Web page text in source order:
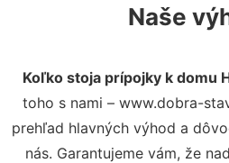
Naše
Koľko stoja prípojky k domu
toho s nami – www.dobra-
prehľad hlavných výhod a
nás. Garantujeme vám, že